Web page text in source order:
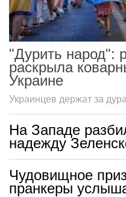
"Дурить народ":
раскрыла
Украине
Украинцев держат за
На Западе
надежду
Чудовищное
пранкеры